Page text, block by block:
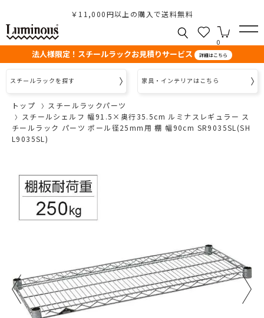
￥11,000円以上の購入で送料無料
0
法人様限定！スチールラックお見積りサービス 詳細はこちら
スチールラックを探す 家具・インテリアはこちら
トップ
スチールラックパーツ
スチールシェルフ 幅91.5×奥行35.5cm ルミナスレギュラー ス
チールラック パーツ ポール径25mm用 棚 幅90cm SR9035SL(SH
L9035SL)